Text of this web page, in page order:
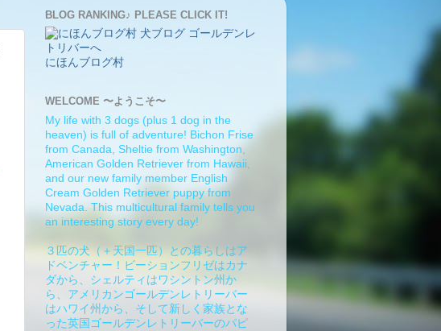
BLOG RANKING♪ PLEASE CLICK IT!
にほんブログ村
WELCOME 〜ようこそ〜
My life with 3 dogs (plus 1 dog in the
heaven) is full of adventure! Bichon Frise
from Canada, Sheltie from Washington,
American Golden Retriever from Hawaii,
and our new family member English
Cream Golden Retriever puppy from
Nevada. This multicultural family tells you
an interesting story every day!
３匹の犬（＋天国一匹）との暮らしはア
ドベンチャー！ビーションフリゼはカナ
ダから、シェルティはワシントン州か
ら、アメリカンゴールデンレトリーバー
はハワイ州から、そして新しく家族とな
った英国ゴールデンレトリーバーのパピ